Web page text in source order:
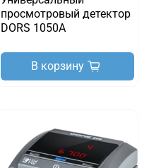
просмотровый детектор
DORS 1050A
В корзину